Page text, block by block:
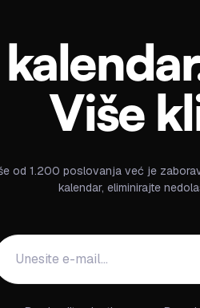
Više
od 1.200 poslovanja već je
kalendar, eliminirajte